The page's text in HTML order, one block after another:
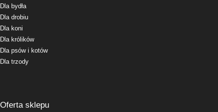
Dla bydła
Dla drobiu
Dla koni
Dla królików
Dla psów i kotów
Dla trzody
Oferta sklepu